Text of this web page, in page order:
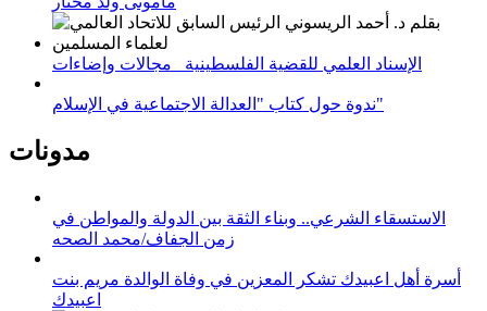
الإسناد العلمي للقضية الفلسطينية_ مجالات وإضاءات
ندوة حول كتاب "العدالة الاجتماعية في الإسلام"
مدونات
الاستسقاء الشرعي.. وبناء الثقة بين الدولة والمواطن في
زمن الجفاف/محمد الصحه
أسرة أهل اعبيدك تشكر المعزين في وفاة الوالدة مريم بنت
اعبيدك